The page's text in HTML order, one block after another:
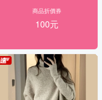
商品折價券
100元